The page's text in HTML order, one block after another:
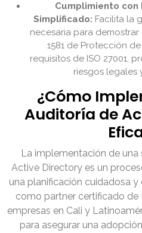
Cumplimiento con
Simplificado: Facilita la
necesaria para
1581 de Protección
requisitos de ISO 27001,
riesgos legales
¿Cómo
Auditoría de
La implementación de
Active Directory es un
una planificación cuidadosa y
como partner certificado de
empresas en Cali y
para asegurar una